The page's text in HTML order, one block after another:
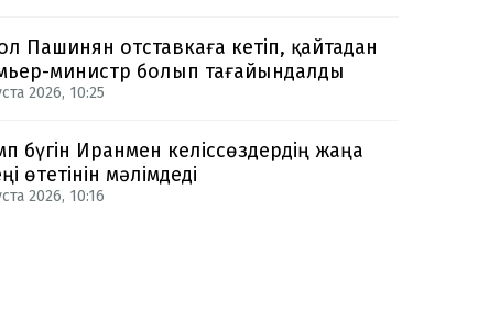
Пашинян отставкаға кетіп, қайтадан
министр болып тағайындалды
2026, 10:25
бүгін Иранмен келіссөздердің жаңа
өтетінін мәлімдеді
2026, 10:16